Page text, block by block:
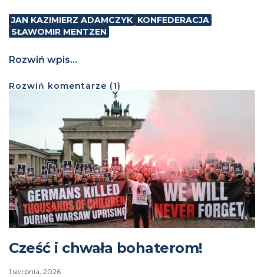
JAN KAZIMIERZ ADAMCZYK KONFEDERACJA
SŁAWOMIR MENTZEN
Rozwiń wpis...
Rozwiń komentarze (1)
Cześć i chwała bohaterom!
1 sierpnia, 2026